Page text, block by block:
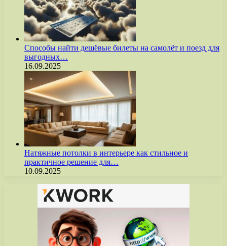
Способы найти дешёвые билеты на самолёт и поезд для
выгодных…
16.09.2025
Натяжные потолки в интерьере как стильное и
практичное решение для…
10.09.2025